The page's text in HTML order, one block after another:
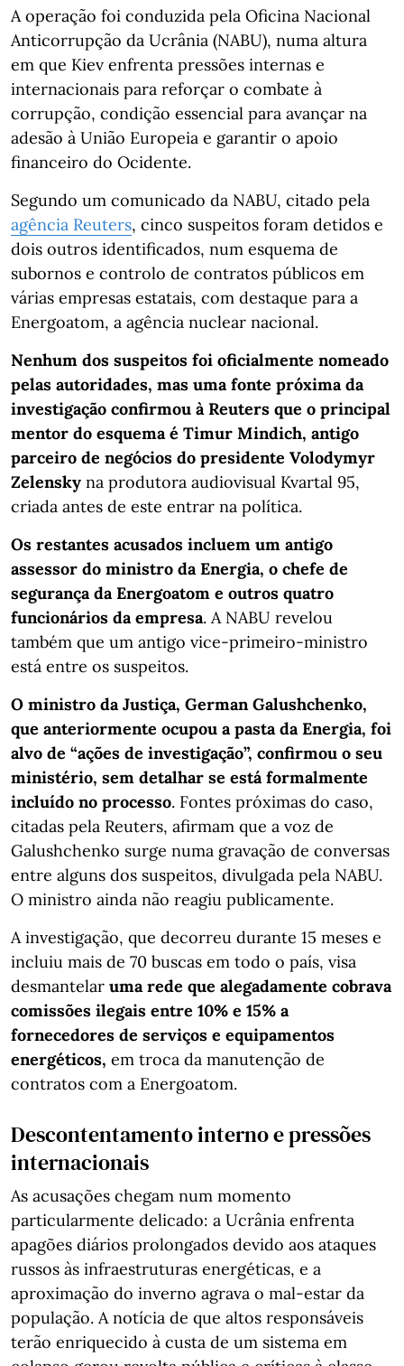
A operação foi conduzida pela Oficina Nacional
Anticorrupção da Ucrânia (NABU), numa altura
em que Kiev enfrenta pressões internas e
internacionais para reforçar o combate à
corrupção, condição essencial para avançar na
adesão à União Europeia e garantir o apoio
financeiro do Ocidente.
Segundo um comunicado da NABU, citado pela
agência Reuters, cinco suspeitos foram detidos e
dois outros identificados, num esquema de
subornos e controlo de contratos públicos em
várias empresas estatais, com destaque para a
Energoatom, a agência nuclear nacional.
Nenhum dos suspeitos foi oficialmente nomeado
pelas autoridades, mas uma fonte próxima da
investigação confirmou à Reuters que o principal
mentor do esquema é Timur Mindich, antigo
parceiro de negócios do presidente Volodymyr
Zelensky na produtora audiovisual Kvartal 95,
criada antes de este entrar na política.
Os restantes acusados incluem um antigo
assessor do ministro da Energia, o chefe de
segurança da Energoatom e outros quatro
funcionários da empresa. A NABU revelou
também que um antigo vice-primeiro-ministro
está entre os suspeitos.
O ministro da Justiça, German Galushchenko,
que anteriormente ocupou a pasta da Energia, foi
alvo de “ações de investigação”, confirmou o seu
ministério, sem detalhar se está formalmente
incluído no processo. Fontes próximas do caso,
citadas pela Reuters, afirmam que a voz de
Galushchenko surge numa gravação de conversas
entre alguns dos suspeitos, divulgada pela NABU.
O ministro ainda não reagiu publicamente.
A investigação, que decorreu durante 15 meses e
incluiu mais de 70 buscas em todo o país, visa
desmantelar uma rede que alegadamente cobrava
comissões ilegais entre 10% e 15% a
fornecedores de serviços e equipamentos
energéticos, em troca da manutenção de
contratos com a Energoatom.
Descontentamento interno e pressões
internacionais
As acusações chegam num momento
particularmente delicado: a Ucrânia enfrenta
apagões diários prolongados devido aos ataques
russos às infraestruturas energéticas, e a
aproximação do inverno agrava o mal-estar da
população. A notícia de que altos responsáveis
terão enriquecido à custa de um sistema em